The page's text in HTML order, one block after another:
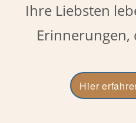
Ihre Liebsten
Hier